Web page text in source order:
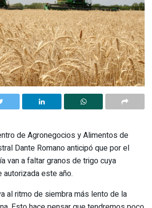
de Agronegocios y Alimentos de
Dante Romano anticipó que por el
van a faltar granos de trigo cuya
este año.
al ritmo de siembra más lento de la